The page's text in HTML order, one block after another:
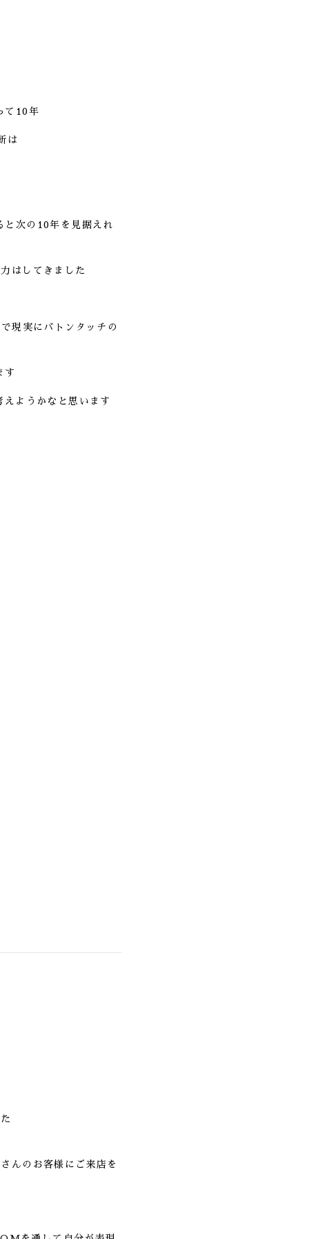
て10年
は
と次の10年を見据えれ
はしてきました
現実にバトンタッチの
す
ようかなと思います
んのお客様にご来店を